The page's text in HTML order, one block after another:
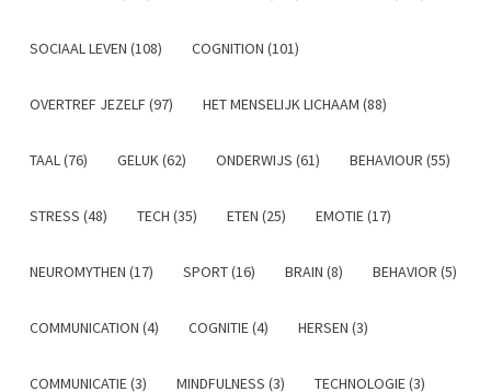
SOCIAAL LEVEN (108) COGNITION (101)
OVERTREF JEZELF (97) HET MENSELIJK LICHAAM (88)
TAAL (76) GELUK (62) ONDERWIJS (61) BEHAVIOUR (55)
STRESS (48) TECH (35) ETEN (25) EMOTIE (17)
NEUROMYTHEN (17) SPORT (16) BRAIN (8) BEHAVIOR (5)
COMMUNICATION (4) COGNITIE (4) HERSEN (3)
COMMUNICATIE (3) MINDFULNESS (3) TECHNOLOGIE (3)